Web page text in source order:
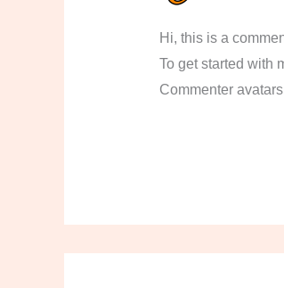
Hi, this is a
To get started with
Commenter